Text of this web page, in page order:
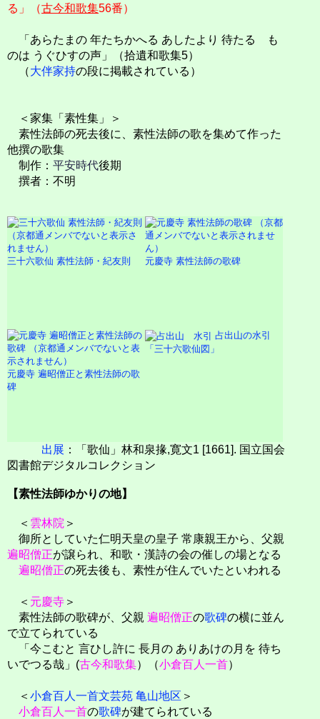
る」（古今和歌集56番）
「あらたまの 年たちかへる あしたより 待たるゝも
のは うぐひすの声」（拾遺和歌集5）
（大伴家持の段に掲載されている）
＜家集「素性集」＞
素性法師の死去後に、素性法師の歌を集めて作った
他撰の歌集
制作： 平安時代後期
撰者：不明
三十六歌仙 素性法師・紀友則 元慶寺 素性法師の歌碑
元慶寺 遍昭僧正と素性法師の歌
碑
占出山の水引
「三十六歌仙図」
出展 ：「歌仙」林和泉掾,寛文1 [1661]. 国立国会
図書館デジタルコレクション
【素性法師ゆかりの地】
＜ 雲林院 ＞
御所としていた仁明天皇の皇子 常康親王から、父親
遍昭僧正が譲られ、和歌・漢詩の会の催しの場となる
遍昭僧正の死去後も、素性が住んでいたといわれる
＜ 元慶寺 ＞
素性法師の歌碑が、父親 遍昭僧正の歌碑の横に並ん
で立てられている
「今こむと 言ひし許に 長月の ありあけの月を 待ち
いでつる哉」(古今和歌集）（小倉百人一首）
＜ 小倉百人一首文芸苑 亀山地区 ＞
小倉百人一首の歌碑が建てられている